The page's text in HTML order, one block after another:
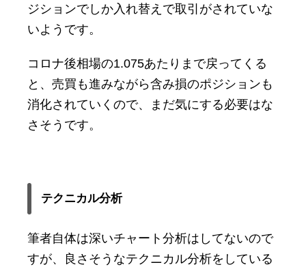
ジションでしか入れ替えで取引がされていな
いようです。
コロナ後相場の1.075あたりまで戻ってくる
と、売買も進みながら含み損のポジションも
消化されていくので、まだ気にする必要はな
さそうです。
テクニカル分析
筆者自体は深いチャート分析はしてないので
すが、良さそうなテクニカル分析をしている